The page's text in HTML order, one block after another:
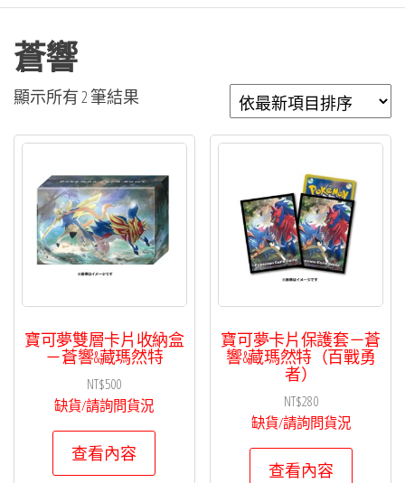
蒼響
顯示所有 2 筆結果
新
項
目
排
序
寶可夢雙層卡片收納盒
－蒼響&藏瑪然特
NT$500
缺貨/請詢問貨況
查看內容
寶可夢卡片保護套－蒼
響&藏瑪然特（百戰勇
者）
NT$280
缺貨/請詢問貨況
查看內容